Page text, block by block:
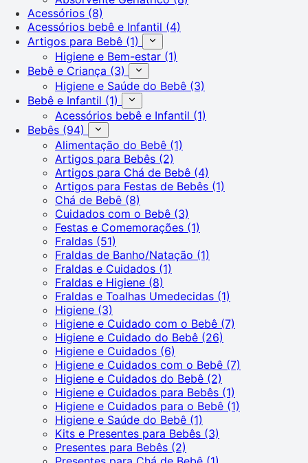
Acessórios (8)
Acessórios bebê e Infantil (4)
Artigos para Bebê (1)
Higiene e Bem-estar (1)
Bebê e Criança (3)
Higiene e Saúde do Bebê (3)
Bebê e Infantil (1)
Acessórios bebê e Infantil (1)
Bebês (94)
Alimentação do Bebê (1)
Artigos para Bebês (2)
Artigos para Chá de Bebê (4)
Artigos para Festas de Bebês (1)
Chá de Bebê (8)
Cuidados com o Bebê (3)
Festas e Comemorações (1)
Fraldas (51)
Fraldas de Banho/Natação (1)
Fraldas e Cuidados (1)
Fraldas e Higiene (8)
Fraldas e Toalhas Umedecidas (1)
Higiene (3)
Higiene e Cuidado com o Bebê (7)
Higiene e Cuidado do Bebê (26)
Higiene e Cuidados (6)
Higiene e Cuidados com o Bebê (7)
Higiene e Cuidados do Bebê (2)
Higiene e Cuidados para Bebês (1)
Higiene e Cuidados para o Bebê (1)
Higiene e Saúde do Bebê (1)
Kits e Presentes para Bebês (3)
Presentes para Bebês (2)